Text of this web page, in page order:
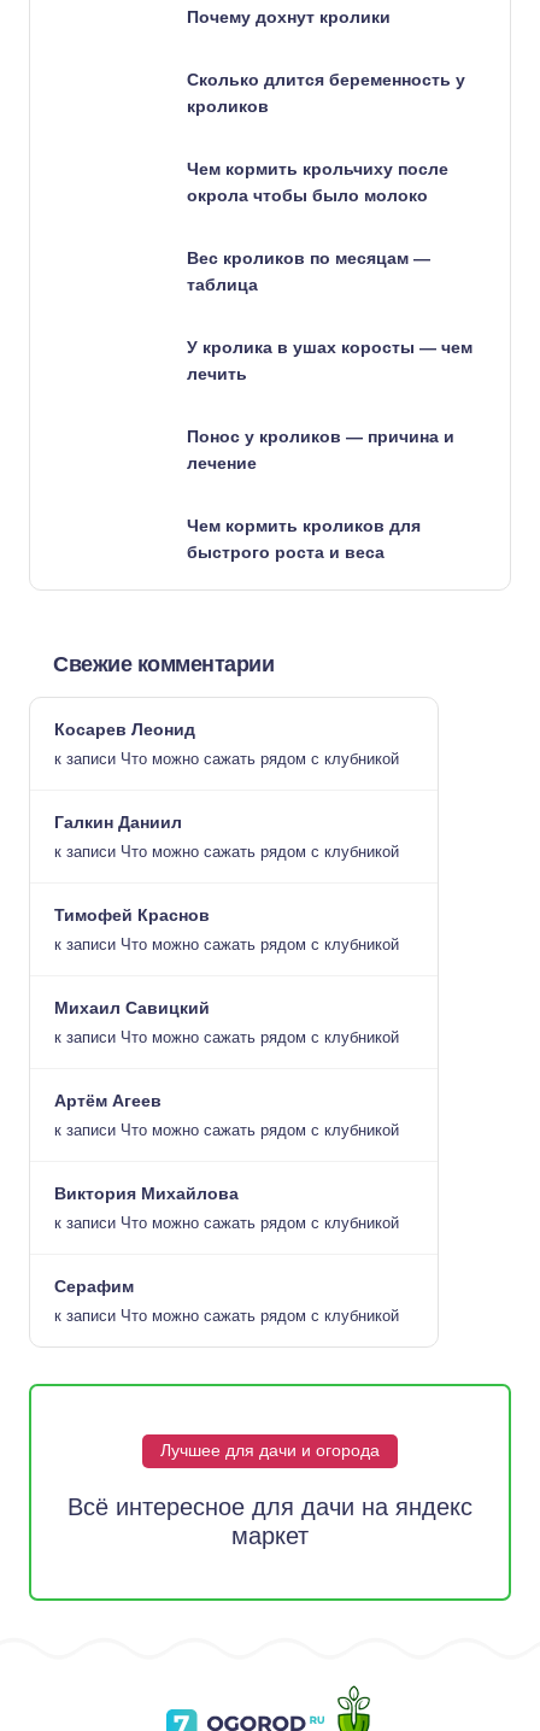
Почему дохнут кролики
Сколько длится беременность у
кроликов
Чем кормить крольчиху после
окрола чтобы было молоко
Вес кроликов по месяцам —
таблица
У кролика в ушах коросты — чем
лечить
Понос у кроликов — причина и
лечение
Чем кормить кроликов для
быстрого роста и веса
Свежие комментарии
Косарев Леонид
к записи Что можно сажать рядом с клубникой
Галкин Даниил
к записи Что можно сажать рядом с клубникой
Тимофей Краснов
к записи Что можно сажать рядом с клубникой
Михаил Савицкий
к записи Что можно сажать рядом с клубникой
Артём Агеев
к записи Что можно сажать рядом с клубникой
Виктория Михайлова
к записи Что можно сажать рядом с клубникой
Серафим
к записи Что можно сажать рядом с клубникой
Лучшее для дачи и огорода
Всё интересное для дачи на яндекс
маркет